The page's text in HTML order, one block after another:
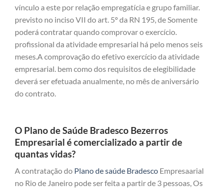
vínculo a este por relação empregatícia e grupo familiar.
previsto no inciso VII do art. 5º da RN 195, de Somente
poderá contratar quando comprovar o exercício.
profissional da atividade empresarial há pelo menos seis
meses.A comprovação do efetivo exercício da atividade
empresarial. bem como dos requisitos de elegibilidade
deverá ser efetuada anualmente, no mês de aniversário
do contrato.
O Plano de Saúde Bradesco Bezerros
Empresarial é comercializado a partir de
quantas vidas?
A contratação do Plano de saúde Bradesco Empresaarial
no Rio de Janeiro pode ser feita a partir de 3 pessoas, Os